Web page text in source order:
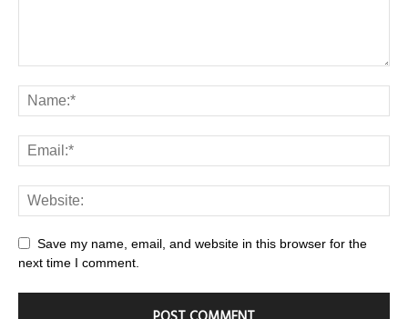
Save my name, email, and website in this browser for the
next time I comment.